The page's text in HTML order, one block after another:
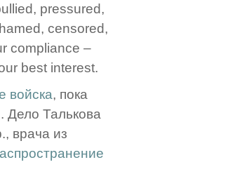
pressured,
censored,
compliance –
best interest.
войска, пока
Дело Талькова
врача из